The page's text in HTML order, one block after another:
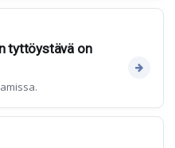
tyttöystävä on